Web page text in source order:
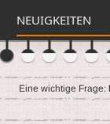
Eine wichtige Frage:
NEUIGKEITEN